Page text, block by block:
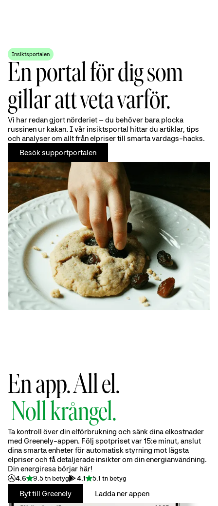
Insiktsportalen
En portal för dig som
gillar att veta varför.
Vi har redan gjort nörderiet – du behöver bara plocka
russinen ur kakan. I vår insiktsportal hittar du artiklar, tips
och analyser om allt från elpriser till smarta vardags-hacks.
Besök supportportalen
En app. All el.
Noll krångel.
Ta kontroll över din elförbrukning och sänk dina elkostnader
med Greenely-appen. Följ spotpriset var 15:e minut, anslut
dina smarta enheter för automatisk styrning mot lägsta
elpriser och få detaljerade insikter om din energianvändning.
Din energiresa börjar här!
4.6 9.5 tn betyg 4.1 5.1 tn betyg
Byt till Greenely Ladda ner appen